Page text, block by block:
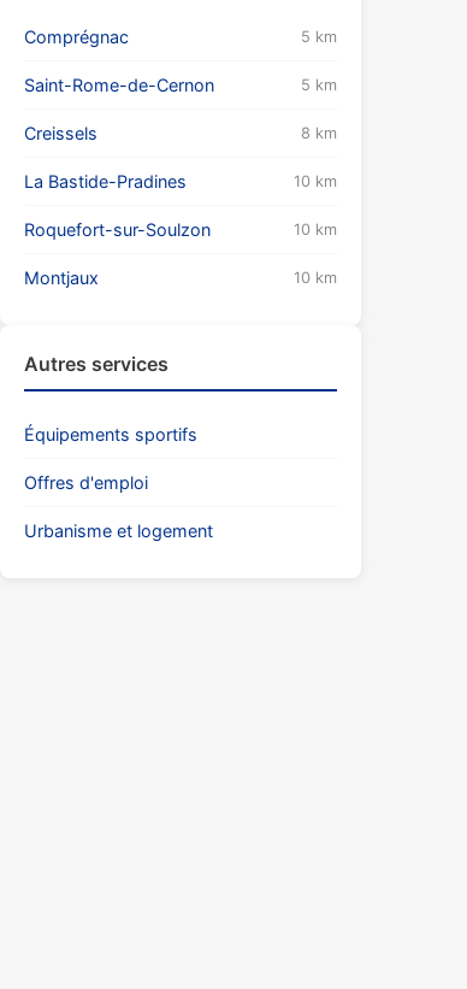
Comprégnac 5 km
Saint-Rome-de-Cernon 5 km
Creissels 8 km
La Bastide-Pradines 10 km
Roquefort-sur-Soulzon 10 km
Montjaux 10 km
Autres services
Équipements sportifs
Offres d'emploi
Urbanisme et logement